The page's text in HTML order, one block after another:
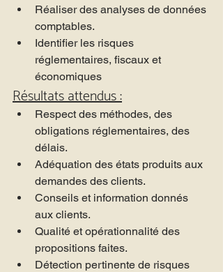
Réaliser des analyses de données
comptables.
Identifier les risques
réglementaires, fiscaux et
économiques
Résultats attendus :
Respect des méthodes, des
obligations réglementaires, des
délais.
Adéquation des états produits aux
demandes des clients.
Conseils et information donnés
aux clients.
Qualité et opérationnalité des
propositions faites.
Détection pertinente de risques